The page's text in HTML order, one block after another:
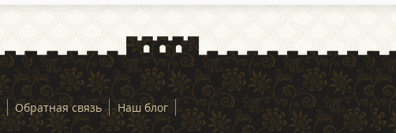
Обратная связь Наш блог